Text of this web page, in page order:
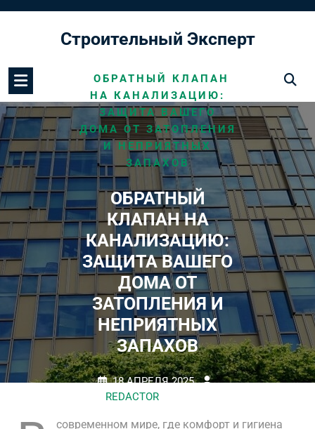
содержимомуСтроительный Эксперт
ОБРАТНЫЙ КЛАПАН
НА КАНАЛИЗАЦИЮ:
ЗАЩИТА ВАШЕГО
ДОМА ОТ ЗАТОПЛЕНИЯ
И НЕПРИЯТНЫХ
ЗАПАХОВ
ОБРАТНЫЙ
КЛАПАН НА
КАНАЛИЗАЦИЮ:
ЗАЩИТА ВАШЕГО
ДОМА ОТ
ЗАТОПЛЕНИЯ И
НЕПРИЯТНЫХ
ЗАПАХОВ
18 АПРЕЛЯ 2025
REDACTOR
современном мире, где комфорт и гигиена